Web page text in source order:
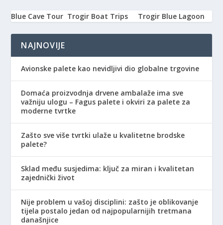
Blue Cave Tour Trogir Boat Trips Trogir Blue Lagoon
NAJNOVIJE
Avionske palete kao nevidljivi dio globalne trgovine
Domaća proizvodnja drvene ambalaže ima sve
važniju ulogu – Fagus palete i okviri za palete za
moderne tvrtke
Zašto sve više tvrtki ulaže u kvalitetne brodske
palete?
Sklad među susjedima: ključ za miran i kvalitetan
zajednički život
Nije problem u vašoj disciplini: zašto je oblikovanje
tijela postalo jedan od najpopularnijih tretmana
današnjice